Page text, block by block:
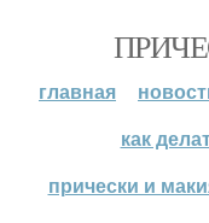
главная
как
прически и